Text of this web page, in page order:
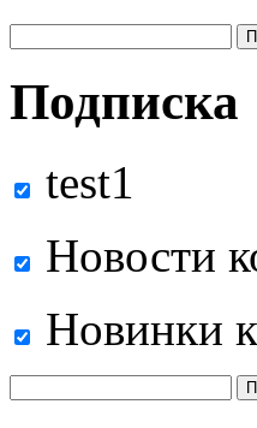
Подписка
test1
Новости
Новинки